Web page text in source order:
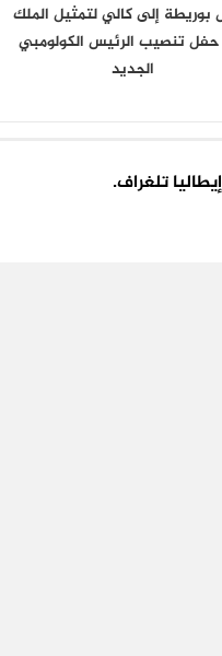
إلى كالي لتمثيل الملك
تنصيب الرئيس الكولومبي
الجديد
تلغراف.